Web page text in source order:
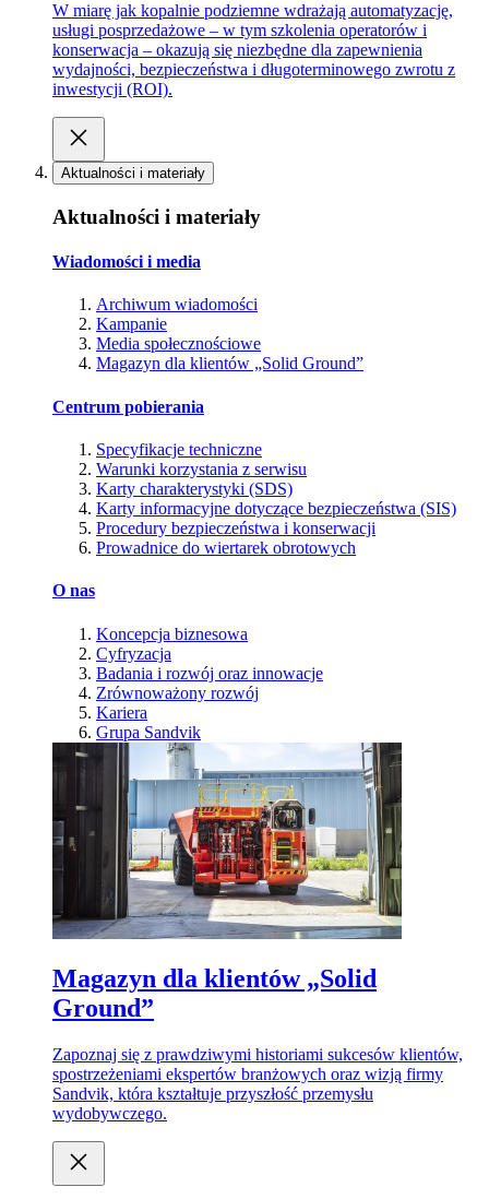
W miarę jak kopalnie podziemne wdrażają automatyzację,
usługi posprzedażowe – w tym szkolenia operatorów i
konserwacja – okazują się niezbędne dla zapewnienia
wydajności, bezpieczeństwa i długoterminowego zwrotu z
inwestycji (ROI).
Aktualności i materiały
Aktualności i materiały
Wiadomości i media
Archiwum wiadomości
Kampanie
Media społecznościowe
Magazyn dla klientów „Solid Ground”
Centrum pobierania
Specyfikacje techniczne
Warunki korzystania z serwisu
Karty charakterystyki (SDS)
Karty informacyjne dotyczące bezpieczeństwa (SIS)
Procedury bezpieczeństwa i konserwacji
Prowadnice do wiertarek obrotowych
O nas
Koncepcja biznesowa
Cyfryzacja
Badania i rozwój oraz innowacje
Zrównoważony rozwój
Kariera
Grupa Sandvik
Magazyn dla klientów „Solid
Ground”
Zapoznaj się z prawdziwymi historiami sukcesów klientów,
spostrzeżeniami ekspertów branżowych oraz wizją firmy
Sandvik, która kształtuje przyszłość przemysłu
wydobywczego.